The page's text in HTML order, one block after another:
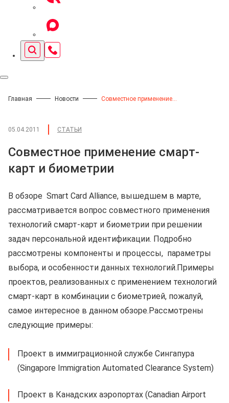
Главная Новости
05.04.2011 СТАТЬИ
Совместное применение смарт-
карт и биометрии
В обзоре Smart Card Alliance, вышедшем в марте,
рассматривается вопрос совместного применения
технологий смарт-карт и биометрии при решении
задач персональной идентификации. Подробно
рассмотрены компоненты и процессы, параметры
выбора, и особенности данных технологий.Примеры
проектов, реализованных с применением технологий
смарт-карт в комбинации с биометрией, пожалуй,
самое интересное в данном обзоре.Рассмотрены
следующие примеры:
Проект в иммиграционной службе Сингапура
(Singapore Immigration Automated Clearance System)
Проект в Канадских аэропортах (Canadian Airport